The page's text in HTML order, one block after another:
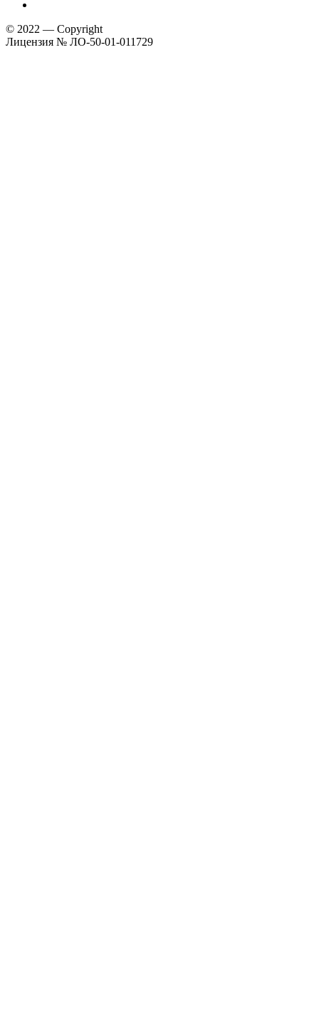
© 2022 — Copyright
Лицензия № ЛО-50-01-011729